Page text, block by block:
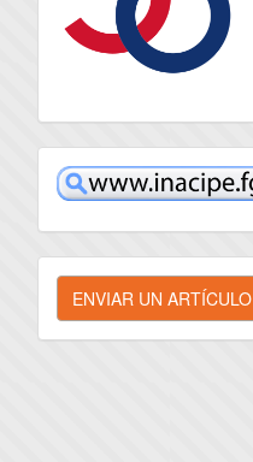
inacipe
Enviar
un
artículo
ENVIAR UN ARTÍCULO